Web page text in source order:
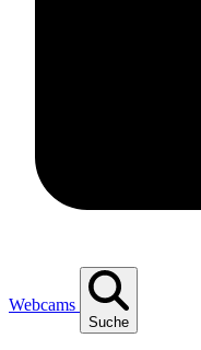
Webcams
Suche